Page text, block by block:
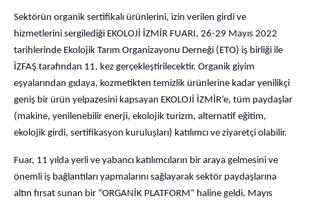
Sektörün organik sertifikalı ürünlerini, izin verilen girdi ve
hizmetlerini sergilediği EKOLOJİ İZMİR FUARI, 26-29 Mayıs 2022
tarihlerinde Ekolojik Tarım Organizayonu Derneği (ETO) iş birliği ile
İZFAŞ tarafından 11. kez gerçekleştirilecektir. Organik giyim
eşyalarından gıdaya, kozmetikten temizlik ürünlerine kadar yenilikçi
geniş bir ürün yelpazesini kapsayan EKOLOJİ İZMİR’e, tüm paydaşlar
(makine, yenilenebilir enerji, ekolojik turizm, alternatif eğitim,
ekolojik girdi, sertifikasyon kuruluşları) katılımcı ve ziyaretçi olabilir.
Fuar, 11 yılda yerli ve yabancı katılımcıların bir araya gelmesini ve
önemli iş bağlantıları yapmalarını sağlayarak sektör paydaşlarına
altın fırsat sunan bir “ORGANİK PLATFORM” haline geldi. Mayıs